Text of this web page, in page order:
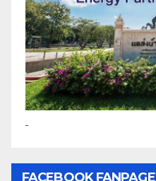
FACEBOOK FANPAGE